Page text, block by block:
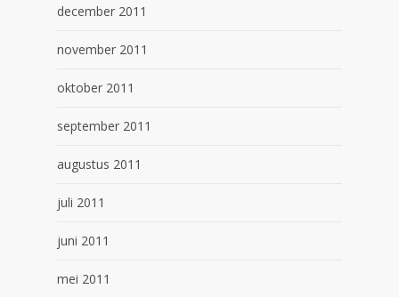
december 2011
november 2011
oktober 2011
september 2011
augustus 2011
juli 2011
juni 2011
mei 2011